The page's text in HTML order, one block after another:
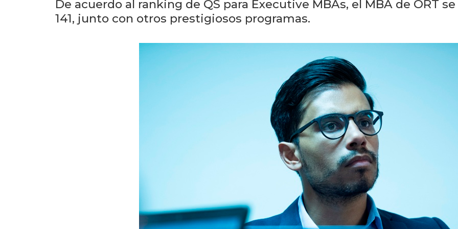
De acuerdo al ranking de QS para Executive MBAs, el MBA de ORT
141, junto con otros prestigiosos programas.